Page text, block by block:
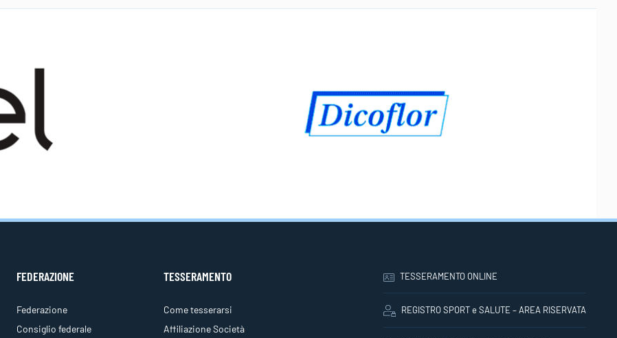
FEDERAZIONE
Federazione
Consiglio federale
TESSERAMENTO
Come tesserarsi
Affiliazione Società
TESSERAMENTO ONLINE
REGISTRO SPORT e SALUTE – AREA RISERVATA